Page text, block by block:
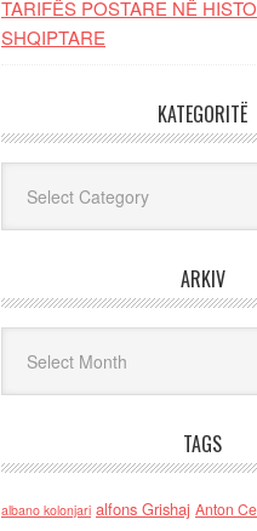
TARIFËS POSTARE NË
SHQIPTARE
KATEGORITË
ARKIV
TAGS
albano kolonjari alfons Grishaj Anton